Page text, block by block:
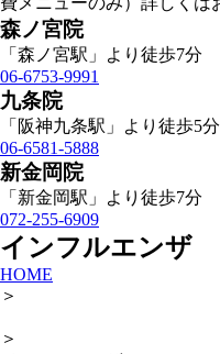
森ノ宮院
「森ノ宮駅」より徒歩7分
06-6753-9991
九条院
「阪神九条駅」より徒歩5分
06-6581-5888
新金岡院
「新金岡駅」より徒歩7分
072-255-6909
インフルエンザ
HOME
＞
＞